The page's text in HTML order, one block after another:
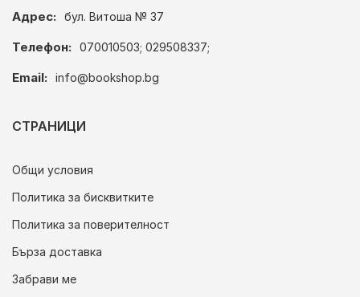
Адрес: бул. Витоша № 37
Телефон: 070010503; 029508337;
Email: info@bookshop.bg
СТРАНИЦИ
Общи условия
Политика за бисквитките
Политика за поверителност
Бърза доставка
Забрави ме